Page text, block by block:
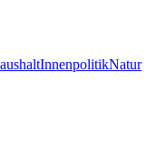
InnenpolitikNatur